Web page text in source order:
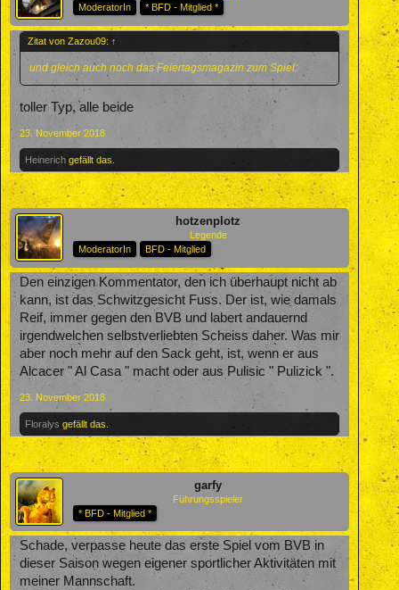
ModeratorIn
* BFD - Mitglied *
Zitat von Zazou09: ↑
und gleich auch noch das Feiertagsmagazin zum Spiel:
toller Typ, alle beide
23. November 2018
Heinerich gefällt das.
hotzenplotz
Legende
ModeratorIn
BFD - Mitglied
Den einzigen Kommentator, den ich überhaupt nicht ab
kann, ist das Schwitzgesicht Fuss. Der ist, wie damals
Reif, immer gegen den BVB und labert andauernd
irgendwelchen selbstverliebten Scheiss daher. Was mir
aber noch mehr auf den Sack geht, ist, wenn er aus
Alcacer " Al Casa " macht oder aus Pulisic " Pulizick ".
23. November 2018
Floralys gefällt das.
garfy
Führungsspieler
* BFD - Mitglied *
Schade, verpasse heute das erste Spiel vom BVB in
dieser Saison wegen eigener sportlicher Aktivitäten mit
meiner Mannschaft.